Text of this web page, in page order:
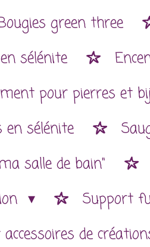
green three
sélénite
pour pierres et
en sélénite
salle de bain"
Support
de